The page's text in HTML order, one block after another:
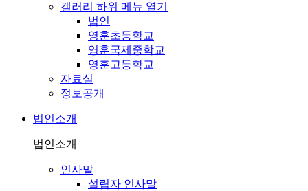
갤러리 하위 메뉴 열기
법인
영훈초등학교
영훈국제중학교
영훈고등학교
자료실
정보공개
법인소개
법인소개
인사말
설립자 인사말